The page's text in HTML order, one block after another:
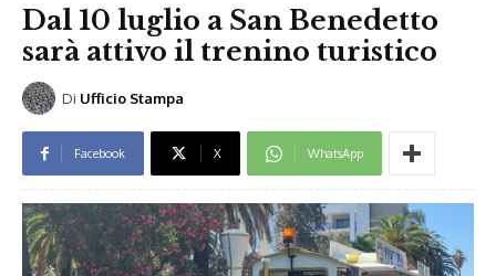
Dal 10 luglio a San Benedetto
sarà attivo il trenino turistico
Di Ufficio Stampa
Facebook X WhatsApp